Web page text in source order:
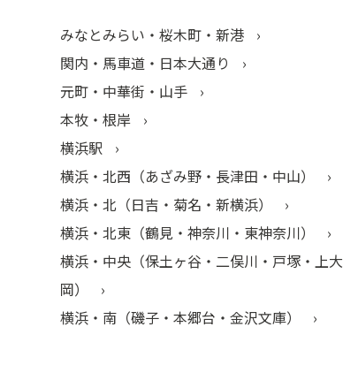
みなとみらい・桜木町・新港
関内・馬車道・日本大通り
元町・中華街・山手
本牧・根岸
横浜駅
横浜・北西（あざみ野・長津田・中山）
横浜・北（日吉・菊名・新横浜）
横浜・北東（鶴見・神奈川・東神奈川）
横浜・中央（保土ヶ谷・二俣川・戸塚・上大
岡）
横浜・南（磯子・本郷台・金沢文庫）